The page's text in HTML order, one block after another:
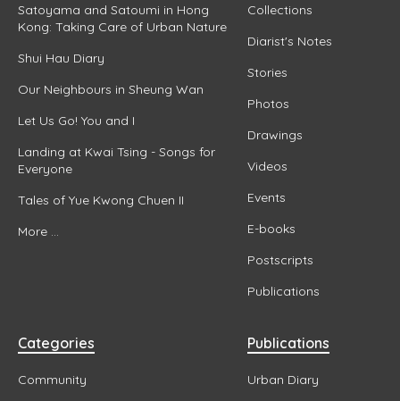
Satoyama and Satoumi in Hong
Kong: Taking Care of Urban Nature
Shui Hau Diary
Our Neighbours in Sheung Wan
Let Us Go! You and I
Landing at Kwai Tsing - Songs for
Everyone
Tales of Yue Kwong Chuen II
More ...
Collections
Diarist's Notes
Stories
Photos
Drawings
Videos
Events
E-books
Postscripts
Publications
Categories
Community
Publications
Urban Diary